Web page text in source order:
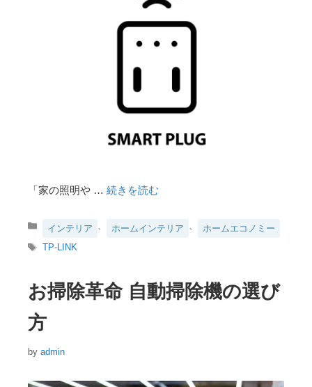
「家の照明や … 続きを読む
カ
ゴ
インテリア 、 ホームインテリア 、
ホームエコノミー
タ
TP-LINK
お掃除革命 自動掃除機の選び
方
by admin